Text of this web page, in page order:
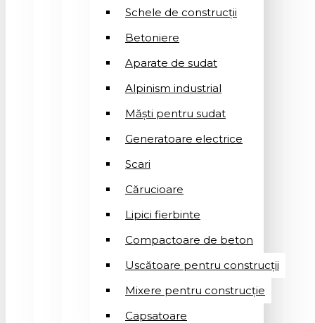
Schele de construcții
Betoniere
Aparate de sudat
Alpinism industrial
Măști pentru sudat
Generatoare electrice
Scari
Cărucioare
Lipici fierbinte
Compactoare de beton
Uscătoare pentru construcții
Mixere pentru construcție
Capsatoare